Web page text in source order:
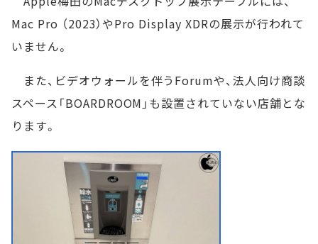
Mac Pro （2023）やPro Display XDRの展示が行われて
いません。
また、ビデオウォールを伴うForumや、法人向け商談
スペース「BOARDROOM」も設置されていない店舗とな
ります。